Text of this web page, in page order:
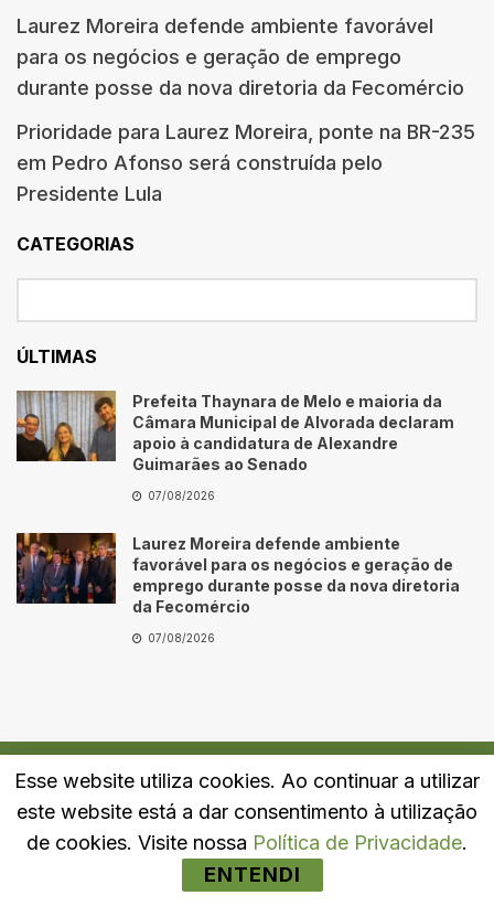
Laurez Moreira defende ambiente favorável
para os negócios e geração de emprego
durante posse da nova diretoria da Fecomércio
Prioridade para Laurez Moreira, ponte na BR-235
em Pedro Afonso será construída pelo
Presidente Lula
CATEGORIAS
ÚLTIMAS
Prefeita Thaynara de Melo e maioria da
Câmara Municipal de Alvorada declaram
apoio à candidatura de Alexandre
Guimarães ao Senado
07/08/2026
Laurez Moreira defende ambiente
favorável para os negócios e geração de
emprego durante posse da nova diretoria
da Fecomércio
07/08/2026
Quem Somos Fale Conosco Política de Privacidade
Esse website utiliza cookies. Ao continuar a utilizar
este website está a dar consentimento à utilização
de cookies. Visite nossa Política de Privacidade.
ENTENDI